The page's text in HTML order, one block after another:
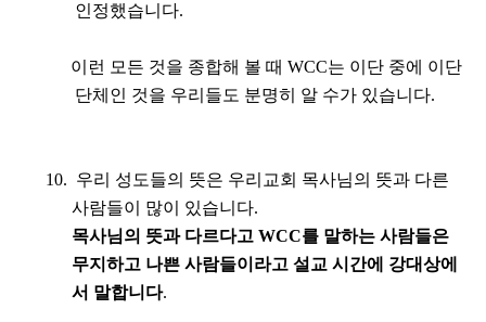
인정했습니다.
이런 모든 것을 종합해 볼 때 WCC는 이단 중에 이단
단체인 것을 우리들도 분명히 알 수가 있습니다.
10. 우리 성도들의 뜻은 우리교회 목사님의 뜻과 다른
사람들이 많이 있습니다.
목사님의 뜻과 다르다고 WCC를 말하는 사람들은
무지하고 나쁜 사람들이라고 설교 시간에 강대상에
서 말합니다.